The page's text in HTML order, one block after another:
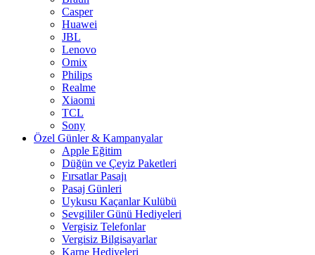
Casper
Huawei
JBL
Lenovo
Omix
Philips
Realme
Xiaomi
TCL
Sony
Özel Günler & Kampanyalar
Apple Eğitim
Düğün ve Çeyiz Paketleri
Fırsatlar Pasajı
Pasaj Günleri
Uykusu Kaçanlar Kulübü
Sevgililer Günü Hediyeleri
Vergisiz Telefonlar
Vergisiz Bilgisayarlar
Karne Hediyeleri